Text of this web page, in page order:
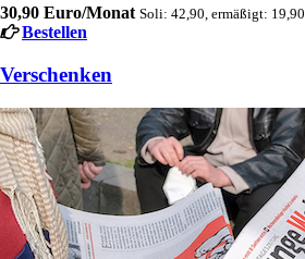
30,90 Euro/Monat Soli: 42,90, ermäßigt: 19,90
Bestellen
Verschenken